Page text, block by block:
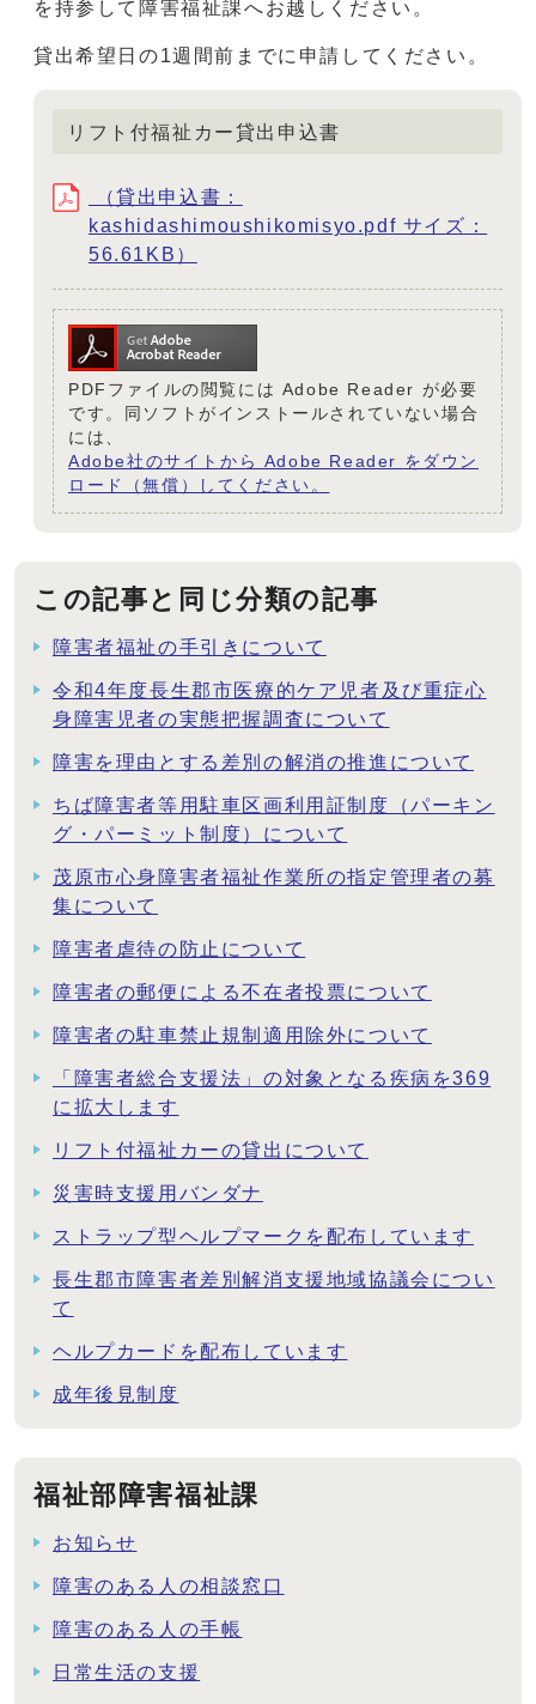
を持参して障害福祉課へお越しください。
貸出希望日の1週間前までに申請してください。
リフト付福祉カー貸出申込書
（貸出申込書：
kashidashimoushikomisyo.pdf サイズ：
56.61KB）
PDFファイルの閲覧には Adobe Reader が必要
です。同ソフトがインストールされていない場合
には、
Adobe社のサイトから Adobe Reader をダウン
ロード（無償）してください。
この記事と同じ分類の記事
障害者福祉の手引きについて
令和4年度長生郡市医療的ケア児者及び重症心
身障害児者の実態把握調査について
障害を理由とする差別の解消の推進について
ちば障害者等用駐車区画利用証制度（パーキン
グ・パーミット制度）について
茂原市心身障害者福祉作業所の指定管理者の募
集について
障害者虐待の防止について
障害者の郵便による不在者投票について
障害者の駐車禁止規制適用除外について
「障害者総合支援法」の対象となる疾病を369
に拡大します
リフト付福祉カーの貸出について
災害時支援用バンダナ
ストラップ型ヘルプマークを配布しています
長生郡市障害者差別解消支援地域協議会につい
て
ヘルプカードを配布しています
成年後見制度
福祉部障害福祉課
お知らせ
障害のある人の相談窓口
障害のある人の手帳
日常生活の支援